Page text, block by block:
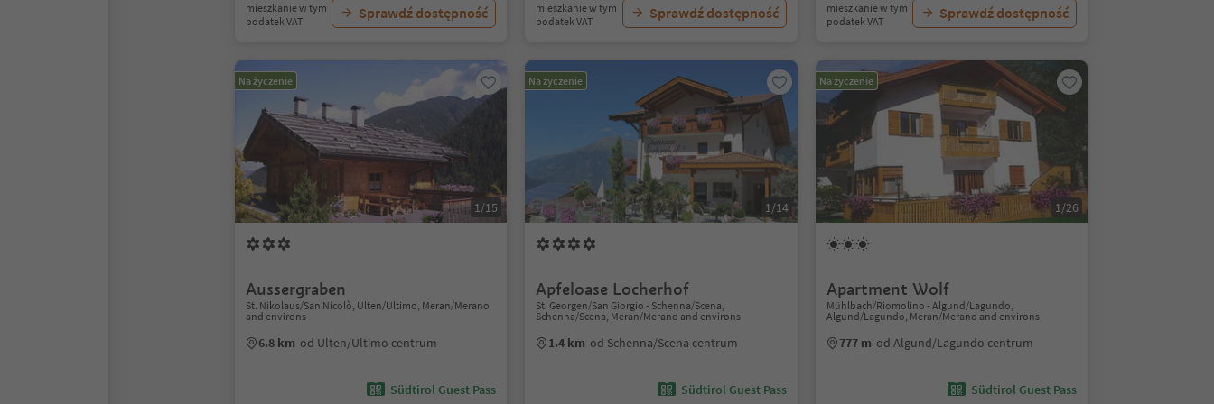
mieszkanie w tym
podatek VAT
Sprawdź dostępność
mieszkanie w tym
podatek VAT
Sprawdź dostępność
mieszkanie w tym
podatek VAT
Sprawdź dostępność
Na życzenie
1/15
Aussergraben
St. Nikolaus/San Nicolò, Ulten/Ultimo, Meran/Merano
and environs
6.8 km od Ulten/Ultimo centrum
Südtirol Guest Pass
Na życzenie
1/14
Apfeloase Locherhof
St. Georgen/San Giorgio - Schenna/Scena,
Schenna/Scena, Meran/Merano and environs
1.4 km od Schenna/Scena centrum
Südtirol Guest Pass
Na życzenie
1/26
Apartment Wolf
Mühlbach/Riomolino - Algund/Lagundo,
Algund/Lagundo, Meran/Merano and environs
777 m od Algund/Lagundo centrum
Südtirol Guest Pass